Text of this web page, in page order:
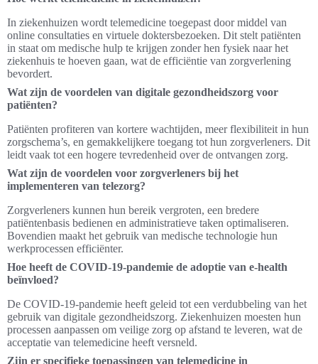
In ziekenhuizen wordt telemedicine toegepast door middel van
online consultaties en virtuele doktersbezoeken. Dit stelt patiënten
in staat om medische hulp te krijgen zonder hen fysiek naar het
ziekenhuis te hoeven gaan, wat de efficiëntie van zorgverlening
bevordert.
Wat zijn de voordelen van digitale gezondheidszorg voor
patiënten?
Patiënten profiteren van kortere wachtijden, meer flexibiliteit in hun
zorgschema’s, en gemakkelijkere toegang tot hun zorgverleners. Dit
leidt vaak tot een hogere tevredenheid over de ontvangen zorg.
Wat zijn de voordelen voor zorgverleners bij het
implementeren van telezorg?
Zorgverleners kunnen hun bereik vergroten, een bredere
patiëntenbasis bedienen en administratieve taken optimaliseren.
Bovendien maakt het gebruik van medische technologie hun
werkprocessen efficiënter.
Hoe heeft de COVID-19-pandemie de adoptie van e-health
beïnvloed?
De COVID-19-pandemie heeft geleid tot een verdubbeling van het
gebruik van digitale gezondheidszorg. Ziekenhuizen moesten hun
processen aanpassen om veilige zorg op afstand te leveren, wat de
acceptatie van telemedicine heeft versneld.
Zijn er specifieke toepassingen van telemedicine in